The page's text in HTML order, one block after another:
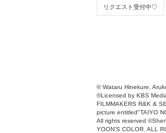
リクエスト受付中♡
© Wataru Hinekure,
©Licensed by KBS
FILMMAKERS R&K &
picture entitled"TAIYO
All rights reserved
YOON'S COLOR. ALL